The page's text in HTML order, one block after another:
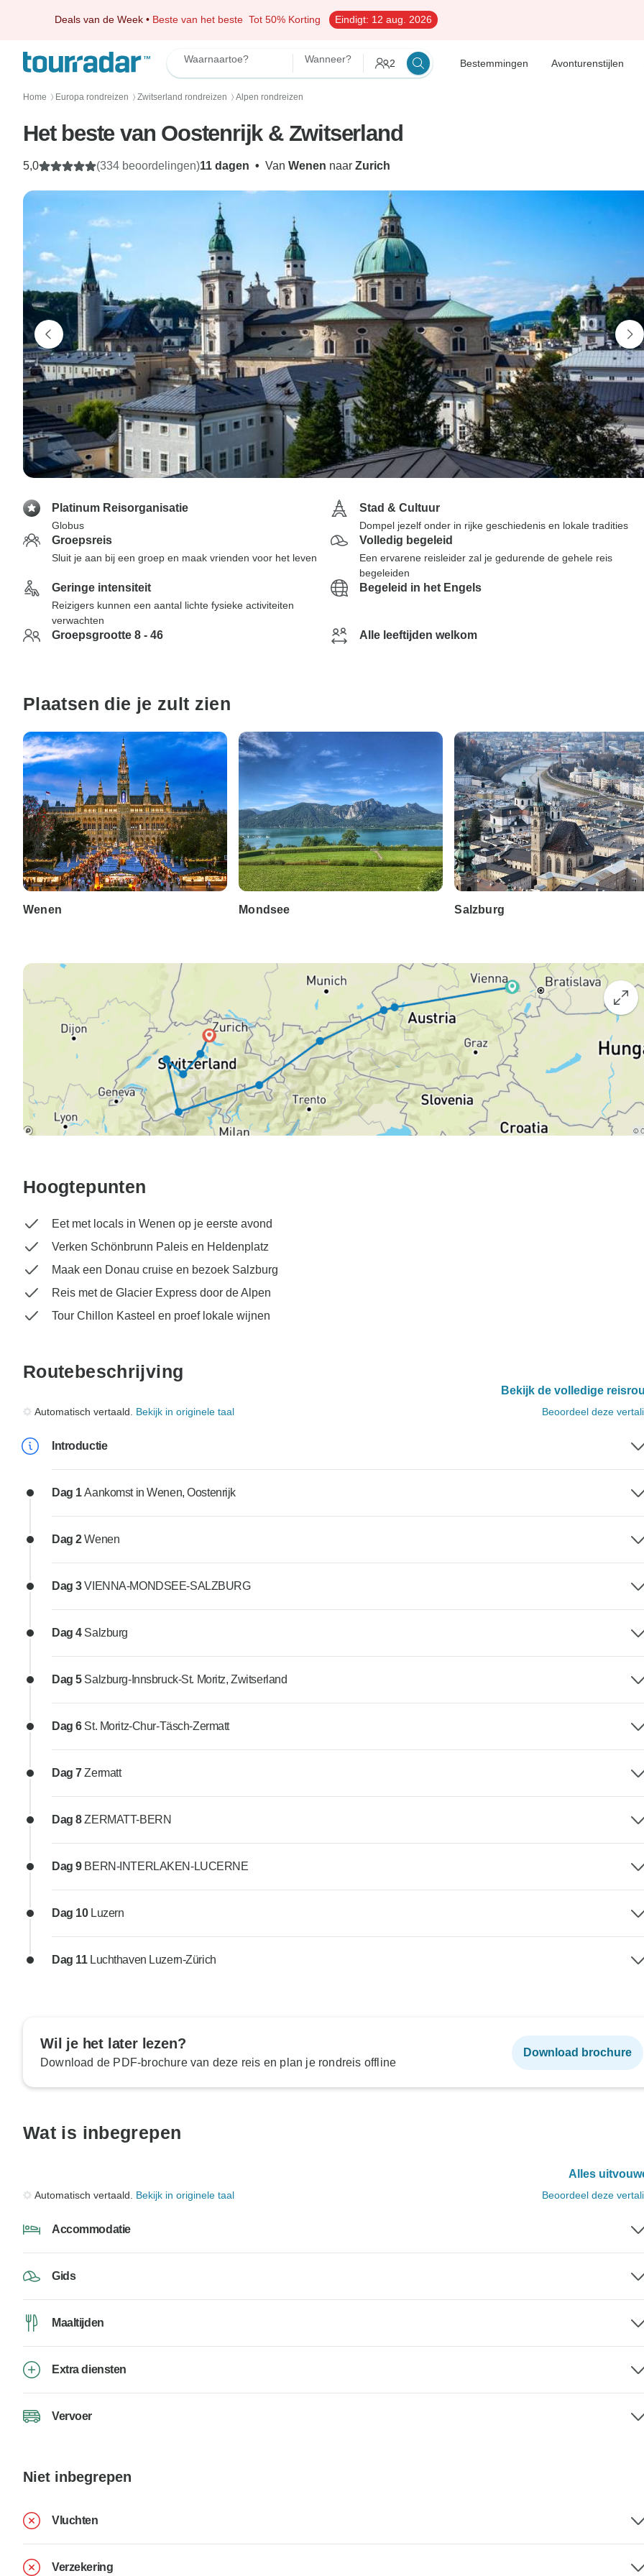
Deals van de Week • Beste van het beste Tot 50% Korting Eindigt: 12 aug. 2026
Waarnaartoe? Wanneer? 2 Bestemmingen Avonturenstijlen
Home 〉 Europa rondreizen 〉 Zwitserland rondreizen 〉 Alpen rondreizen
Het beste van Oostenrijk & Zwitserland
11 dagen • Van Wenen naar Zurich
5,0 (334 beoordelingen)
Platinum Reisorganisatie
Globus
Stad & Cultuur
Dompel jezelf onder in rijke geschiedenis en lokale tradities
Groepsreis
Sluit je aan bij een groep en maak vrienden voor het leven
Volledig begeleid
Een ervarene reisleider zal je gedurende de gehele reis
begeleiden
Geringe intensiteit
Reizigers kunnen een aantal lichte fysieke activiteiten
verwachten
Begeleid in het Engels
Groepsgrootte 8 - 46 Alle leeftijden welkom
Plaatsen die je zult zien
Wenen Mondsee Salzburg
Hoogtepunten
Eet met locals in Wenen op je eerste avond
Verken Schönbrunn Paleis en Heldenplatz
Maak een Donau cruise en bezoek Salzburg
Reis met de Glacier Express door de Alpen
Tour Chillon Kasteel en proef lokale wijnen
Routebeschrijving
Bekijk de volledige
Automatisch vertaald. Bekijk in originele taal Beoordeel deze
Introductie
Dag 1Aankomst in Wenen, Oostenrijk
Dag 2Wenen
Dag 3VIENNA-MONDSEE-SALZBURG
Dag 4 Salzburg
Dag 5 Salzburg-Innsbruck-St. Moritz, Zwitserland
Dag 6 St. Moritz-Chur-Täsch-Zermatt
Dag 7Zermatt
Dag 8ZERMATT-BERN
Dag 9 BERN-INTERLAKEN-LUCERNE
Dag 10 Luzern
Dag 11 Luchthaven Luzern-Zürich
Wil je het later lezen?
Download de PDF-brochure van deze reis en plan je rondreis offline
Download brochure
Wat is inbegrepen
Alles
Automatisch vertaald. Bekijk in originele taal Beoordeel deze
Accommodatie
Gids
Maaltijden
Extra diensten
Vervoer
Niet inbegrepen
Vluchten
Verzekering